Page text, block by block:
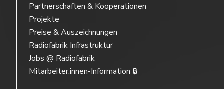
Partnerschaften & Kooperationen
Projekte
Preise & Auszeichnungen
Radiofabrik Infrastruktur
Jobs @ Radiofabrik
Mitarbeiter:innen-Information 🔒